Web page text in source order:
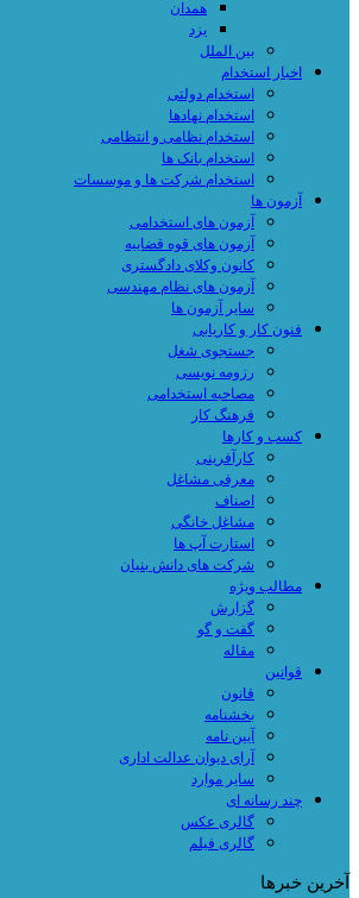
همدان
یزد
بین الملل
اخبار استخدام
استخدام دولتی
استخدام نهادها
استخدام نظامی و انتظامی
استخدام بانک ها
استخدام شرکت ها و موسسات
آزمون ها
آزمون های استخدامی
آزمون های قوه قضاییه
کانون وکلای دادگستری
آزمون های نظام مهندسی
سایر آزمون ها
فنون کار و کاریابی
جستجوی شغل
رزومه نویسی
مصاحبه استخدامی
فرهنگ کار
کسب و کارها
کارآفرینی
معرفی مشاغل
اصناف
مشاغل خانگی
استارت آپ ها
شرکت های دانش بنیان
مطالب ویژه
گزارش
گفت و گو
مقاله
قوانین
قانون
بخشنامه
آیین نامه
آرای دیوان عدالت اداری
سایر موارد
چند رسانه ای
گالری عکس
گالری فیلم
آخرین خبرها